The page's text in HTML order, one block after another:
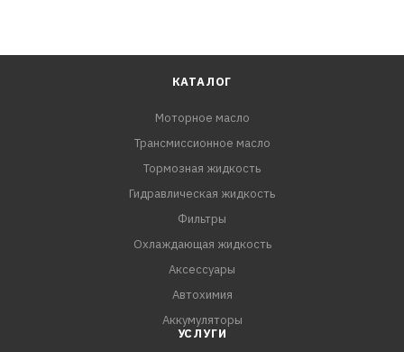
КАТАЛОГ
Моторное масло
Трансмиссионное масло
Тормозная жидкость
Гидравлическая жидкость
Фильтры
Охлаждающая жидкость
Аксессуары
Автохимия
Аккумуляторы
УСЛУГИ